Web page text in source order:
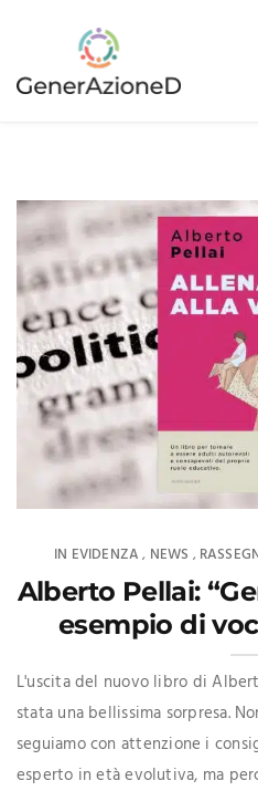
IN EVIDENZA , NEWS ,
Alberto Pellai:
esempio di
L'uscita del nuovo libro di
stata una bellissima sorpresa.
seguiamo con attenzione i
esperto in età evolutiva, ma